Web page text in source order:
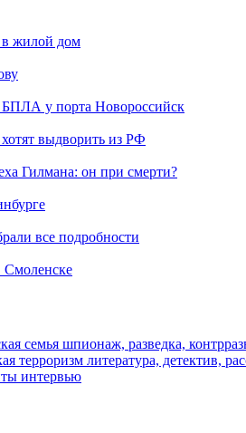
в жилой дом
БПЛА у порта Новороссийск
выдворить из РФ
Гилмана: он при смерти?
все подробности
Смоленске
семья шпионаж, разведка,
терроризм литература, детектив,
интервью